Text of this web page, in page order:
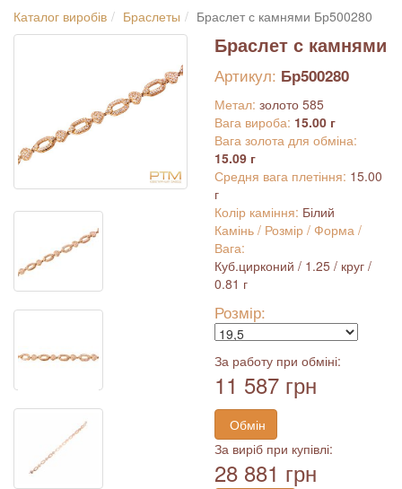
Каталог виробів Браслеты Браслет с камнями Бр500280
Браслет с камнями
Артикул: Бр500280
Метал: золото 585
Вага вироба: 15.00 г
Вага золота для обміна:
15.09 г
Средня вага плетіння: 15.00
г
Колір каміння: Білий
Камінь / Розмір / Форма /
Вага:
Куб.цирконий / 1.25 / круг /
0.81 г
Розмір:
За работу при обміні:
11 587 грн
Обмін
За виріб при купівлі:
28 881 грн